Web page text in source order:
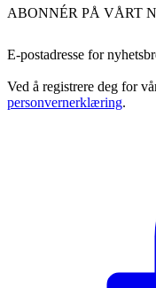
ABONNÉR PÅ VÅRT
E-postadresse for
Ved å registrere deg for
personvernerklæring.